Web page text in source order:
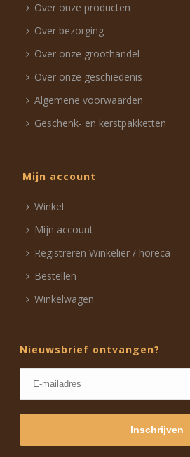
Over onze producten
Over bezorging
Over onze groothandel
Over onze geschiedenis
Algemene voorwaarden
Geschenk- en kerstpakketten
Mijn account
Winkel
Mijn account
Registreren Winkelier / horeca
Bestellen
Winkelwagen
Nieuwsbrief ontvangen?